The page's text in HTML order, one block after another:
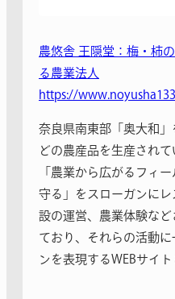
農悠舎 王隠堂：梅・柿
る農業法人
https://
奈良県南東部「奥大和
どの農産品を生産されて
「農業から広がるフィ
守る」をスローガンに
設の運営、農業体験な
ており、それらの活動
ンを表現するWE Bサイト